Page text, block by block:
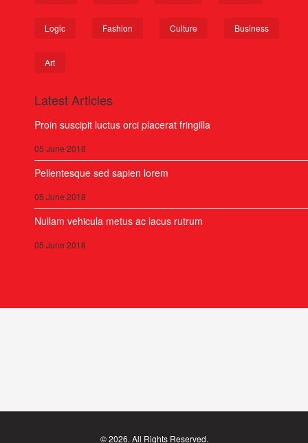
Logic Fashion Culture Business
Art
Latest Articles
Proin suscipit luctus orci placerat fringilla
05 June 2018
Pellentesque sed sapien lorem
05 June 2018
Nullam vehicula metus ac lacus rutrum
05 June 2018
© 2026. All Rights Reserved.